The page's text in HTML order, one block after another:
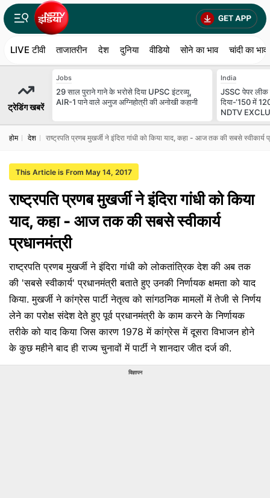
LIVE टीवी ताजातरीन देश दुनिया वीडियो सोने का भाव चांदी का भाव
ट्रेडिंग खबरें
Jobs
29 साल पुराने गाने के भरोसे दिया UPSC इंटरव्यू,
AIR-1 पाने वाले अनुज अग्निहोत्री की अनोखी कहानी
India
JSSC पेपर
दिया-‘150 में
NDTV
होम देश राष्ट्रपति प्रणब मुखर्जी ने इंदिरा गांधी को किया याद, कहा - आज तक की सबसे स्वीकार्य
This Article is From May 14, 2017
राष्ट्रपति प्रणब मुखर्जी ने इंदिरा गांधी को किया
याद, कहा - आज तक की सबसे स्वीकार्य
प्रधानमंत्री
राष्ट्रपति प्रणब मुखर्जी ने इंदिरा गांधी को लोकतांत्रिक देश की अब तक
की 'सबसे स्वीकार्य' प्रधानमंत्री बताते हुए उनकी निर्णायक क्षमता को याद
किया. मुखर्जी ने कांग्रेस पार्टी नेतृत्व को सांगठनिक मामलों में तेजी से निर्णय
लेने का परोक्ष संदेश देते हुए पूर्व प्रधानमंत्री के काम करने के निर्णायक
तरीके को याद किया जिस कारण 1978 में कांग्रेस में दूसरा विभाजन होने
के कुछ महीने बाद ही राज्य चुनावों में पार्टी ने शानदार जीत दर्ज की.
विज्ञापन